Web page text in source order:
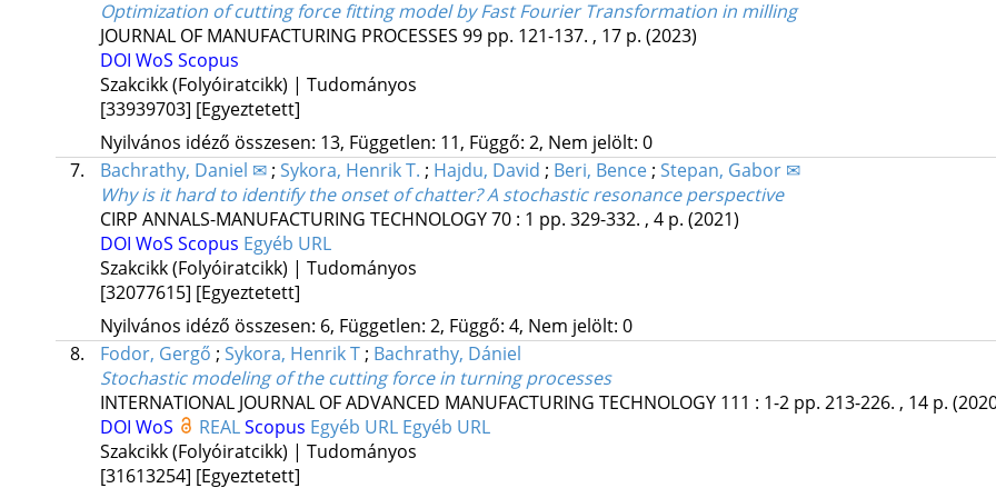
Optimization of cutting force fitting model by Fast Fourier Transformation in milling
JOURNAL OF MANUFACTURING PROCESSES 99 pp. 121-137. , 17 p. (2023)
DOI WoS Scopus
Szakcikk (Folyóiratcikk) | Tudományos
[33939703] [Egyeztetett]
Nyilvános idéző összesen: 13, Független: 11, Függő: 2, Nem jelölt: 0
7.
Bachrathy, Daniel ✉; Sykora, Henrik T. ; Hajdu, David ; Beri, Bence; Stepan, Gabor ✉
Why is it hard to identify the onset of chatter? A stochastic resonance perspective
CIRP ANNALS-MANUFACTURING TECHNOLOGY70: 1 pp. 329-332. , 4 p. (2021)
DOI WoS Scopus Egyéb URL
Szakcikk (Folyóiratcikk) | Tudományos
[32077615] [Egyeztetett]
Nyilvános idéző összesen: 6, Független: 2, Függő: 4, Nem jelölt: 0
8.
Fodor, Gergő ; Sykora, Henrik T; Bachrathy, Dániel
Stochastic modeling of the cutting force in turning processes
INTERNATIONAL JOURNAL OF ADVANCED MANUFACTURING TECHNOLOGY 111 : 1-2 pp. 213-226. , 14 p.
DOI WoS REALScopus Egyéb URL Egyéb URL
Szakcikk (Folyóiratcikk) | Tudományos
[31613254] [Egyeztetett]